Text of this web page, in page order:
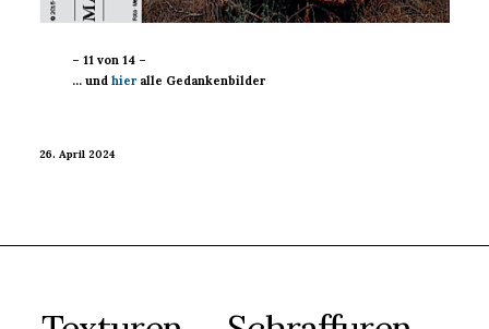
– 11 von 14 –
… undhier alle Gedankenbilder
26. April 2024